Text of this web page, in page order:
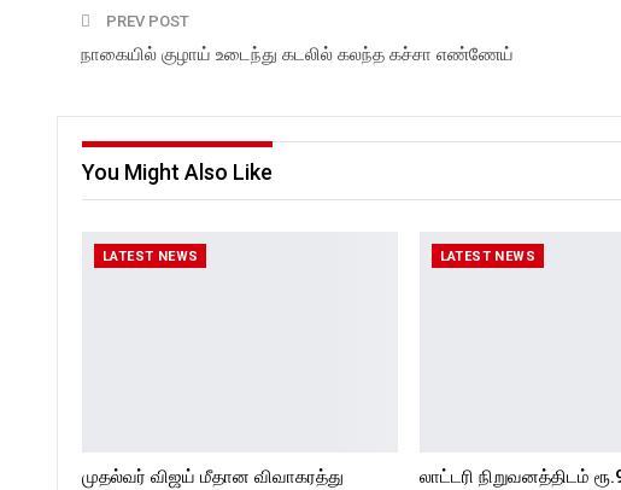
PREV POST
நாகையில் குழாய் உடைந்து கடலில் கலந்த கச்சா எண்ணேய்
You Might Also Like
LATEST NEWS
முதல்வர் விஜய் மீதான விவாகரத்து
LATEST NEWS
லாட்டரி நிறுவனத்திடம்